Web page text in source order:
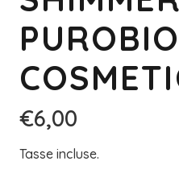
PUROBIO
€6,00
Tasse incluse.